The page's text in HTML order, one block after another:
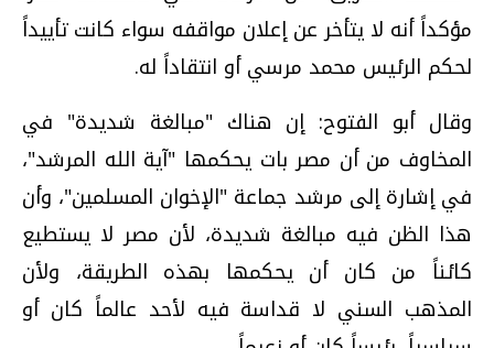
مؤكداً أنه لا يتأخر عن إعلان مواقفه سواء كانت تأييداً
لحكم الرئيس محمد مرسي أو انتقاداً له.
وقال أبو الفتوح: إن هناك "مبالغة شديدة" في
المخاوف من أن مصر بات يحكمها "آية الله المرشد"،
في إشارة إلى مرشد جماعة "الإخوان المسلمين"، وأن
هذا الظن فيه مبالغة شديدة، لأن مصر لا يستطيع
كائناً من كان أن يحكمها بهذه الطريقة، ولأن
المذهب السني لا قداسة فيه لأحد عالماً كان أو